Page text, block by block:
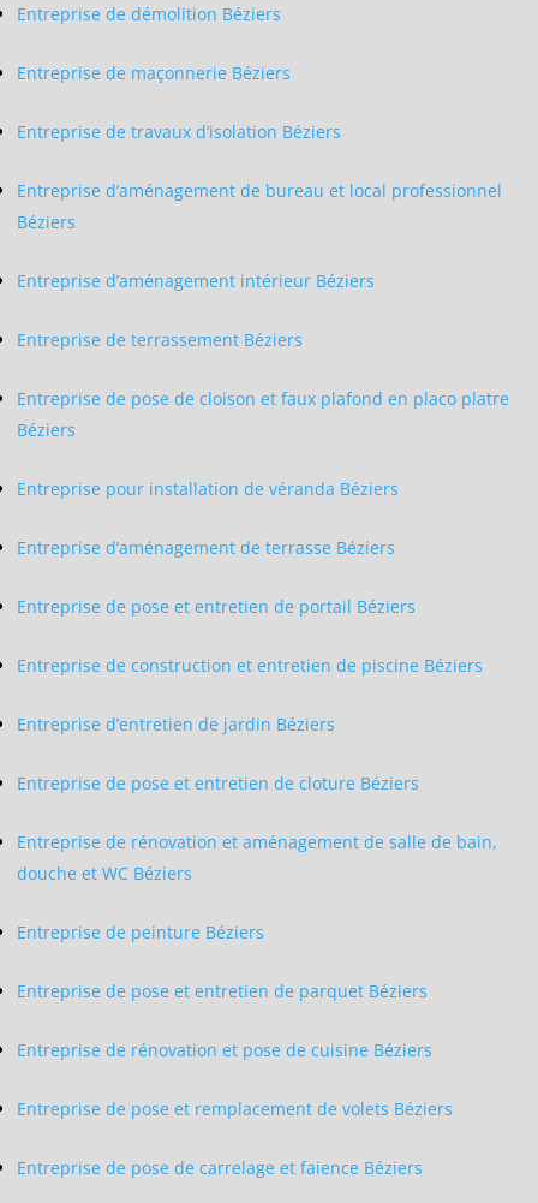
Entreprise de démolition Béziers
Entreprise de maçonnerie Béziers
Entreprise de travaux d’isolation Béziers
Entreprise d’aménagement de bureau et local professionnel
Béziers
Entreprise d’aménagement intérieur Béziers
Entreprise de terrassement Béziers
Entreprise de pose de cloison et faux plafond en placo platre
Béziers
Entreprise pour installation de véranda Béziers
Entreprise d’aménagement de terrasse Béziers
Entreprise de pose et entretien de portail Béziers
Entreprise de construction et entretien de piscine Béziers
Entreprise d’entretien de jardin Béziers
Entreprise de pose et entretien de cloture Béziers
Entreprise de rénovation et aménagement de salle de bain,
douche et WC Béziers
Entreprise de peinture Béziers
Entreprise de pose et entretien de parquet Béziers
Entreprise de rénovation et pose de cuisine Béziers
Entreprise de pose et remplacement de volets Béziers
Entreprise de pose de carrelage et faience Béziers